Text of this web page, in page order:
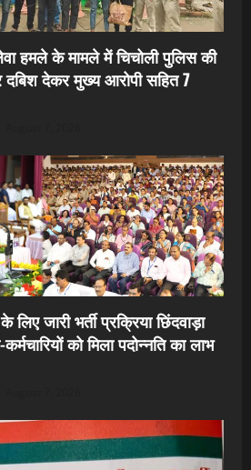
हमले के मामले में चिचोली पुलिस की
दबिश देकर मुख्य आरोपी सहित 7
जारी भर्ती प्रक्रिया छिंदवाड़ा
को मिला पदोन्नति का लाभ